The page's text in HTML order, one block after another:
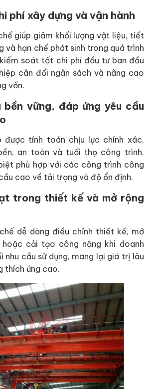
phí xây dựng và vận hành
giúp giảm khối lượng vật liệu, tiết
và hạn chế phát sinh trong quá trình
soát tốt chi phí đầu tư ban đầu
cân đối ngân sách và nâng cao
vốn.
bền vững, đáp ứng yêu cầu
được tính toán chịu lực chính xác,
an toàn và tuổi thọ công trình.
phù hợp với các công trình công
cao về tải trọng và độ ổn định.
trong thiết kế và mở rộng
dễ dàng điều chỉnh thiết kế, mở
cải tạo công năng khi doanh
nhu cầu sử dụng, mang lại giá trị lâu
thích ứng cao.